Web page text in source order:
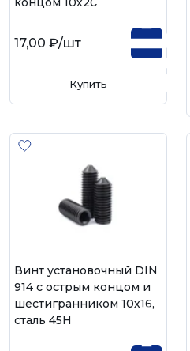
17,00 ₽/шт
Купить
Винт установочный DIN
914 с острым концом и
шестигранником 10х16,
сталь 45H